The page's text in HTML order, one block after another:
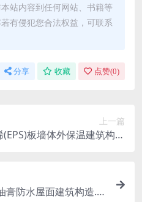
站内容到任何网站、书籍等
有侵犯您合法权益，可联系
分享 收藏 点赞(0)
上一篇
板墙体外保温建筑构造
膏防水屋面建筑构造.ra